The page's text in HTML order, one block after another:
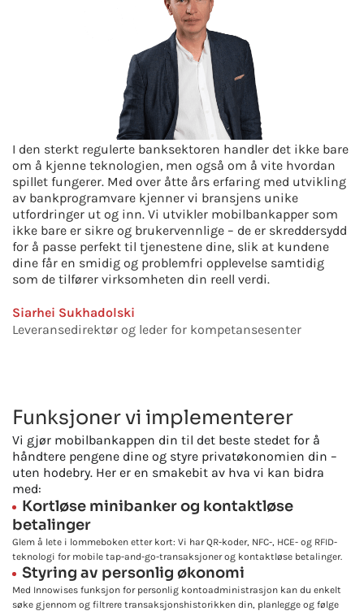
I den sterkt regulerte banksektoren handler det ikke bare
om å kjenne teknologien, men også om å vite hvordan
spillet fungerer. Med over åtte års erfaring med utvikling
av bankprogramvare kjenner vi bransjens unike
utfordringer ut og inn. Vi utvikler mobilbankapper som
ikke bare er sikre og brukervennlige – de er skreddersydd
for å passe perfekt til tjenestene dine, slik at kundene
dine får en smidig og problemfri opplevelse samtidig
som de tilfører virksomheten din reell verdi.
Siarhei Sukhadolski
Leveransedirektør og leder for kompetansesenter
Funksjoner vi implementerer
Vi gjør mobilbankappen din til det beste stedet for å
håndtere pengene dine og styre privatøkonomien din –
uten hodebry. Her er en smakebit av hva vi kan bidra
med:
Kortløse minibanker og kontaktløse
betalinger
Glem å lete i lommeboken etter kort: Vi har QR-koder, NFC-, HCE- og RFID-
teknologi for mobile tap-and-go-transaksjoner og kontaktløse betalinger.
Styring av personlig økonomi
Med Innowises funksjon for personlig kontoadministrasjon kan du enkelt
søke gjennom og filtrere transaksjonshistorikken din, planlegge og følge